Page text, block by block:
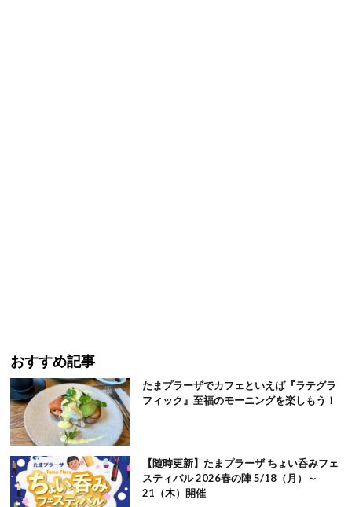
おすすめ記事
たまプラーザでカフェといえば『ラテグラ
フィック』至福のモーニングを楽しもう！
【随時更新】たまプラーザ ちょい呑みフェ
スティバル 2026春の陣 5/18（月）～
21（木）開催